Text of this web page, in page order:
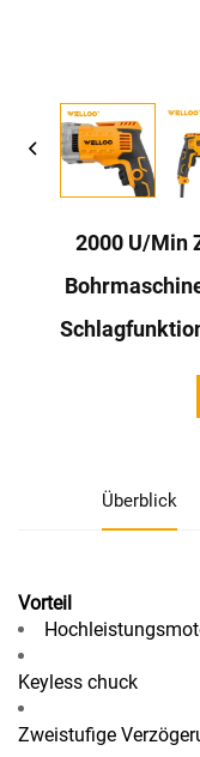
2000 U/min
Überblick
Vorteil
Keyless chuck
Zweistufige